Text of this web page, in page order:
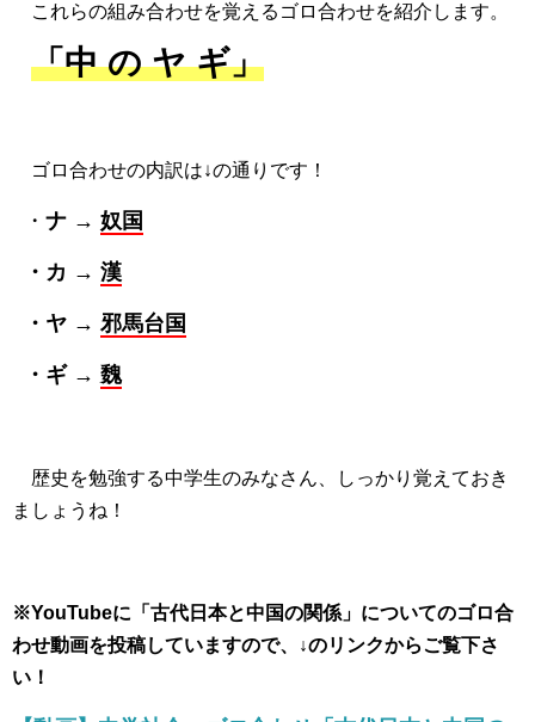
これらの組み合わせを覚えるゴロ合わせを紹介します。
「中 の ヤ ギ」
ゴロ合わせの内訳は↓の通りです！
・ ナ → 奴国
・カ → 漢
・ヤ → 邪馬台国
・ギ → 魏
歴史を勉強する中学生のみなさん、しっかり覚えておき
ましょうね！
※YouTubeに「古代日本と中国の関係」についてのゴロ合
わせ動画を投稿していますので、↓のリンクからご覧下さ
い！